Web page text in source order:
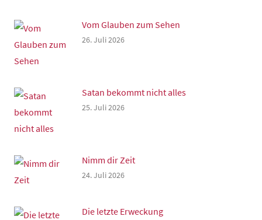
Vom Glauben zum Sehen
26. Juli 2026
Satan bekommt nicht alles
25. Juli 2026
Nimm dir Zeit
24. Juli 2026
Die letzte Erweckung